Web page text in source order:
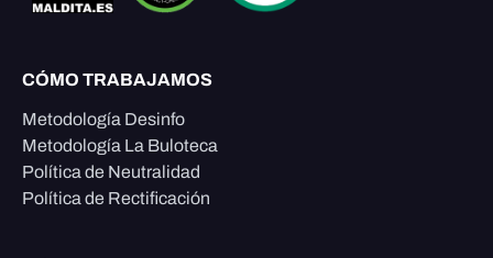
CÓMO TRABAJAMOS
Metodología Desinfo
Metodología La Buloteca
Política de Neutralidad
Política de Rectificación